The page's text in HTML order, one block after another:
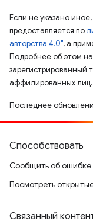
Если не указано
предоставляется по
авторства 4.0", а
Подробнее об этом
зарегистрированный
аффилированных лиц.
Последнее
Способствовать
Сообщить об ошибке
Посмотреть
Связанный